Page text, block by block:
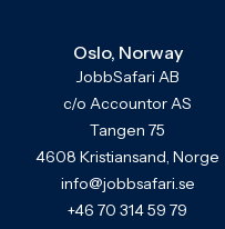
Oslo, Norway
JobbSafari AB
c/o Accountor AS
Tangen 75
4608 Kristiansand, Norge
info@jobbsafari.se
+46 70 314 59 79